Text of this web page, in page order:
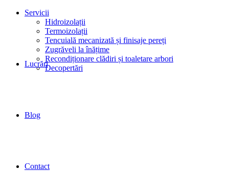
Servicii
Hidroizolații
Termoizolații
Tencuială mecanizată și finisaje pereți
Zugrăveli la înățime
Recondiționare clădiri și toaletare arbori
Decopertări
Lucrări
Blog
Contact